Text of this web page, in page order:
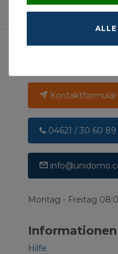
Kontaktformular
04621 / 30 60
Montag - Freitag
Informationen
Hilfe
ALLE